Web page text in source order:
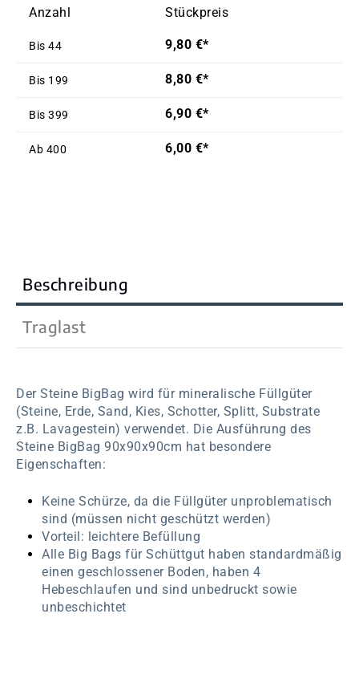
Anzahl Stückpreis
Bis 44 9,80 €*
Bis 199 8,80 €*
Bis 399 6,90 €*
Ab 400 6,00 €*
Beschreibung
Traglast
Der Steine BigBag wird für mineralische Füllgüter
(Steine, Erde, Sand, Kies, Schotter, Splitt, Substrate
z.B. Lavagestein) verwendet. Die Ausführung des
Steine BigBag 90x90x90cm hat besondere
Eigenschaften:
Keine Schürze, da die Füllgüter unproblematisch
sind (müssen nicht geschützt werden)
Vorteil: leichtere Befüllung
Alle Big Bags für Schüttgut haben standardmäßig
einen geschlossener Boden, haben 4
Hebeschlaufen und sind unbedruckt sowie
unbeschichtet